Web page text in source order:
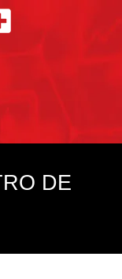
DE